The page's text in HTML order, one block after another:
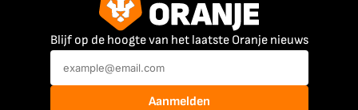
Blijf op de hoogte van het laatste Oranje nieuws
Aanmelden